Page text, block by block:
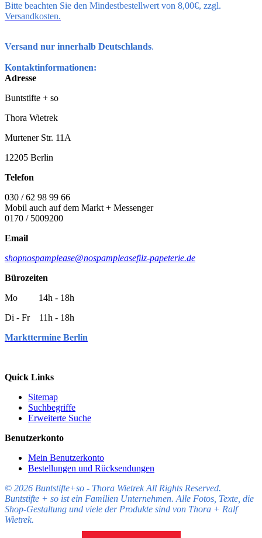
Bitte beachten Sie den Mindestbestellwert von 8,00€, zzgl.
Versandkosten.
Versand nur innerhalb Deutschlands.
Kontaktinformationen:
Adresse
Buntstifte + so
Thora Wietrek
Murtener Str. 11A
12205 Berlin
Telefon
030 / 62 98 99 66
Mobil auch auf dem Markt + Messenger
0170 / 5009200
Email
shopnospamplease@nospampleasefilz-papeterie.de
Bürozeiten
Mo 14h - 18h
Di - Fr 11h - 18h
Markttermine Berlin
Quick Links
Sitemap
Suchbegriffe
Erweiterte Suche
Benutzerkonto
Mein Benutzerkonto
Bestellungen und Rücksendungen
© 2026 Buntstifte+so - Thora Wietrek All Rights Reserved.
Buntstifte + so ist ein Familien Unternehmen. Alle Fotos, Texte, die
Shop-Gestaltung und viele der Produkte sind von Thora + Ralf
Wietrek.